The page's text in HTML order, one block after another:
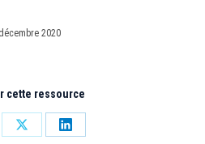
2020
cette ressource
PartagerPartager